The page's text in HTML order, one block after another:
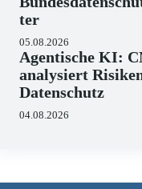
ter
05.08.2026
Agentische KI:
analysiert
Datenschutz
04.08.2026